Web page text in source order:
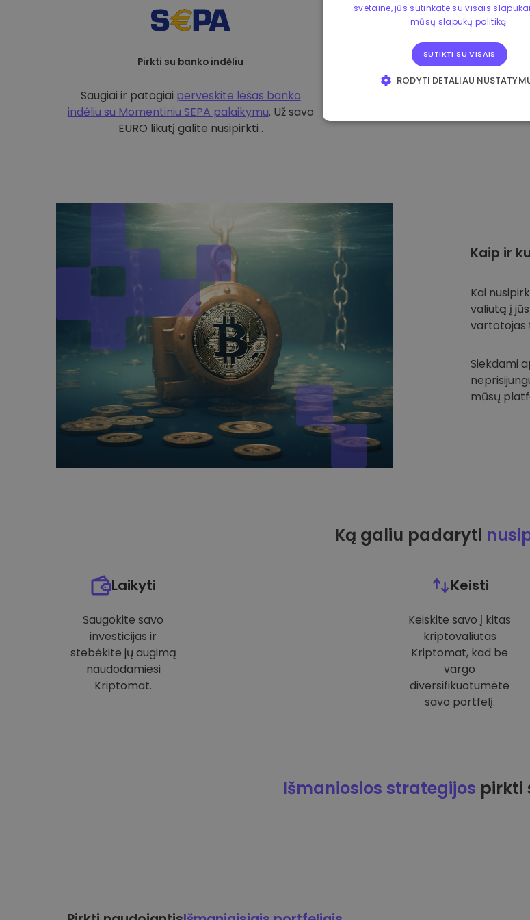
Pirkti su banko indėliu
Saugiai ir patogiai perveskite lėšas banko
indėliu su Momentiniu SEPA palaikymu. Už savo
EURO likutį galite nusipirkti .
Kaip ir
Kai
valiutą į
vartotojas
Siekdami
mūsų
Ką galiu padaryti
Laikyti
Saugokite savo
investicijas ir
stebėkite jų augimą
naudodamiesi
Kriptomat.
Keisti
Keiskite savo į kitas
kriptovaliutas
Kriptomat, kad be
vargo
diversifikuotumėte
savo portfelį.
Išmaniosios strategijos pirkti
svetaine, jūs sutinkate su visais
mūsų slapukų politiką.
SUTIKTI SU VISAIS
RODYTI DETALIAU